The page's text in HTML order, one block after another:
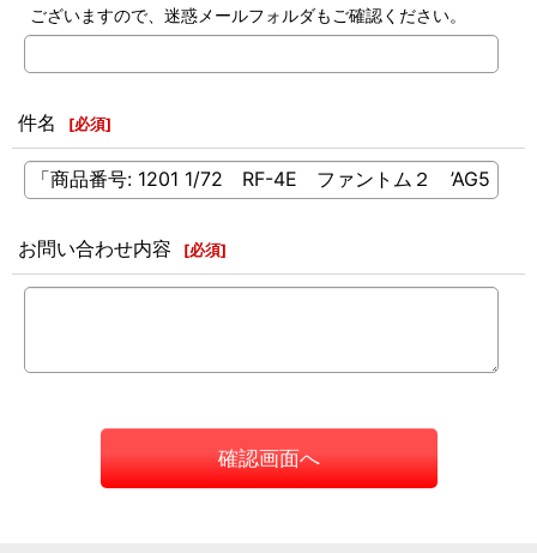
ございますので、迷惑メールフォルダもご確認ください。
件名 [必須]
お問い合わせ内容 [必須]
確認画面へ